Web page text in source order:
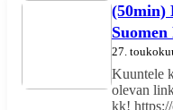
(50min)
Suomen
27.
Kuuntele
olevan
kk!